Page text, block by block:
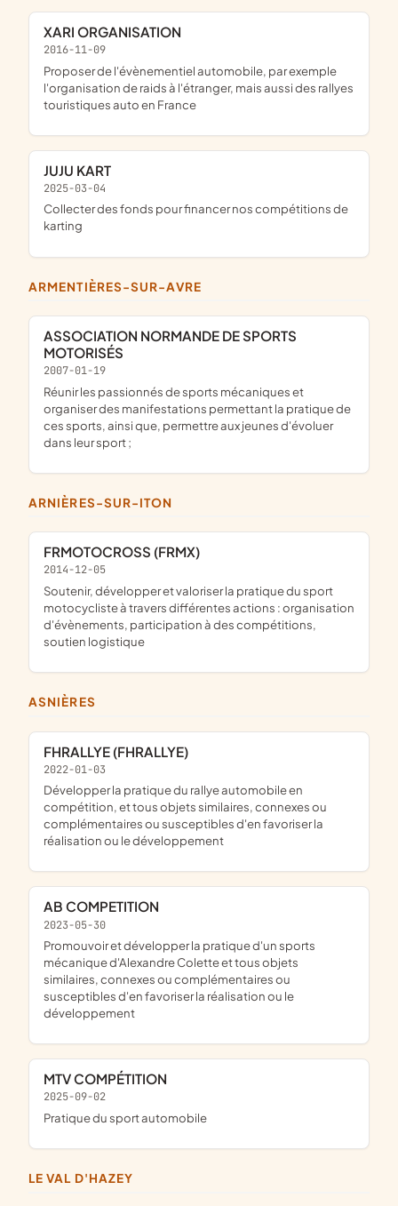
XARI ORGANISATION
2016-11-09
proposer de l'évènementiel automobile, par exemple
l'organisation de raids à l'étranger, mais aussi des rallyes
touristiques auto en France
JUJU KART
2025-03-04
collecter des fonds pour financer nos compétitions de
karting
ARMENTIÈRES-SUR-AVRE
ASSOCIATION NORMANDE DE SPORTS
MOTORISÉS
2007-01-19
réunir les passionnés de sports mécaniques et
organiser des manifestations permettant la pratique de
ces sports, ainsi que, permettre aux jeunes d'évoluer
dans leur sport ;
ARNIÈRES-SUR-ITON
FRMOTOCROSS (FRMX)
2014-12-05
soutenir, développer et valoriser la pratique du sport
motocycliste à travers différentes actions : organisation
d'évènements, participation à des compétitions,
soutien logistique
ASNIÈRES
FHRALLYE (FHRALLYE)
2022-01-03
développer la pratique du rallye automobile en
compétition, et tous objets similaires, connexes ou
complémentaires ou susceptibles d'en favoriser la
réalisation ou le développement
AB COMPETITION
2023-05-30
promouvoir et développer la pratique d'un sports
mécanique d'Alexandre Colette et tous objets
similaires, connexes ou complémentaires ou
susceptibles d'en favoriser la réalisation ou le
développement
MTV COMPÉTITION
2025-09-02
pratique du sport automobile
LE VAL D'HAZEY